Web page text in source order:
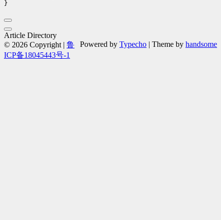
Article Directory
Powered by Typecho | Theme by handsome
© 2026 Copyright | 鲁
ICP备18045443号-1